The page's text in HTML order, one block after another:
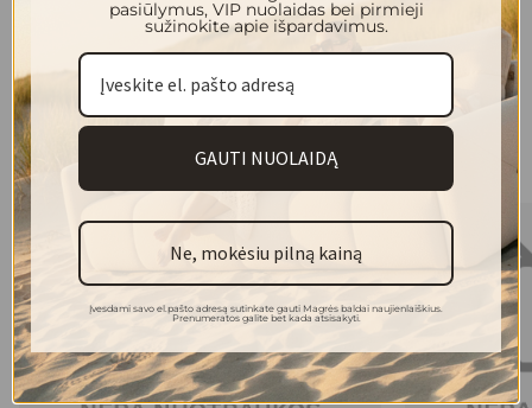
ištikimas individualumui – kiekvienas jų kūrinys tarsi kalba
apie asmeninį stilių, išskirtinumą ir drąsą būti savitu.
Kolekcijos modeliai
pasiūlymus, VIP nuolaidas bei pirmieji
sužinokite apie išpardavimus.
GAUTI NUOLAIDĄ
Ne, mokėsiu pilną kainą
Įvesdami savo el.pašto adresą sutinkate gauti Magrės baldai naujienlaiškius.
Prenumeratos galite bet kada atsisakyti.